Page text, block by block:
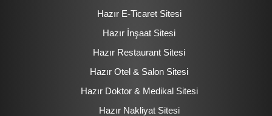
Hazır E-Ticaret Sitesi
Hazır İnşaat Sitesi
Hazır Restaurant Sitesi
Hazır Otel & Salon Sitesi
Hazır Doktor & Medikal Sitesi
Hazır Nakliyat Sitesi